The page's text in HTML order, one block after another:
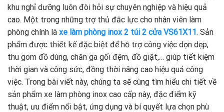
khu nghỉ dưỡng luôn đòi hỏi sự chuyên nghiệp và hiệu quả
cao. Một trong những trợ thủ đắc lực cho nhân viên làm
phòng chính là xe làm phòng inox 2 túi 2 cửa VS61X11. Sản
phẩm được thiết kế đặc biệt để hỗ trợ công việc dọn dẹp,
thu gom đồ dùng, chăn ga gối đệm, đồ giặt,… giúp tiết kiệm
thời gian và công sức, đồng thời nâng cao hiệu quả công
việc. Trong bài viết này, chúng ta sẽ cùng tìm hiểu chi tiết về
sản phẩm xe làm phòng inox cao cấp này, đặc điểm kỹ
thuật, ưu điểm nổi bật, ứng dụng và bí quyết lựa chọn phù